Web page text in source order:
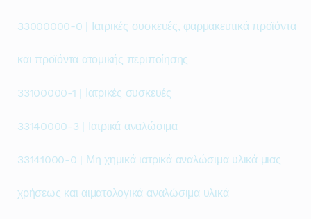
33000000-0 | Ιατρικές συσκευές, φαρμακευτικά προϊόντα
και προϊόντα ατομικής περιποίησης
33100000-1 | Ιατρικές συσκευές
33140000-3 | Ιατρικά αναλώσιμα
33141000-0 | Μη χημικά ιατρικά αναλώσιμα υλικά μιας
χρήσεως και αιματολογικά αναλώσιμα υλικά